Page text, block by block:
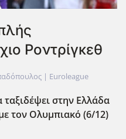
Ροντρίγκεθ
| Euroleague
στην Ελλάδα
τον Ολυμπιακό (6/12)